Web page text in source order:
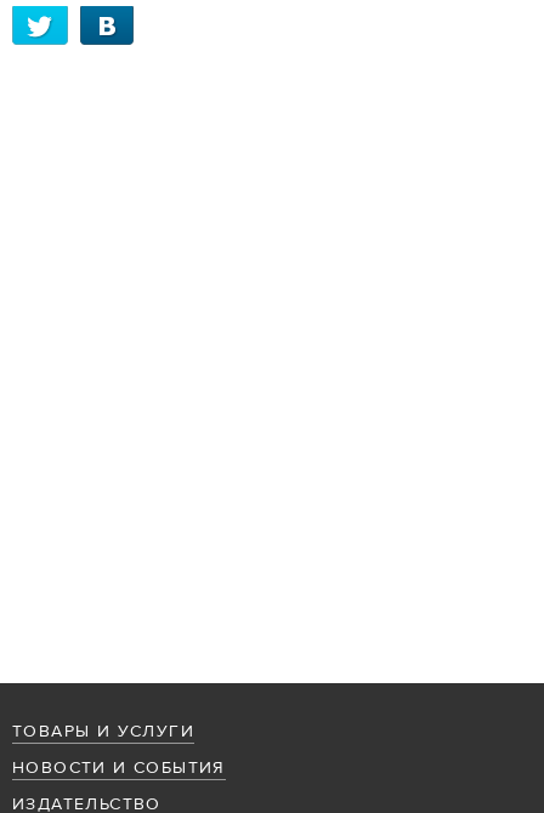
ТОВАРЫ И УСЛУГИ
НОВОСТИ И СОБЫТИЯ
ИЗДАТЕЛЬСТВО